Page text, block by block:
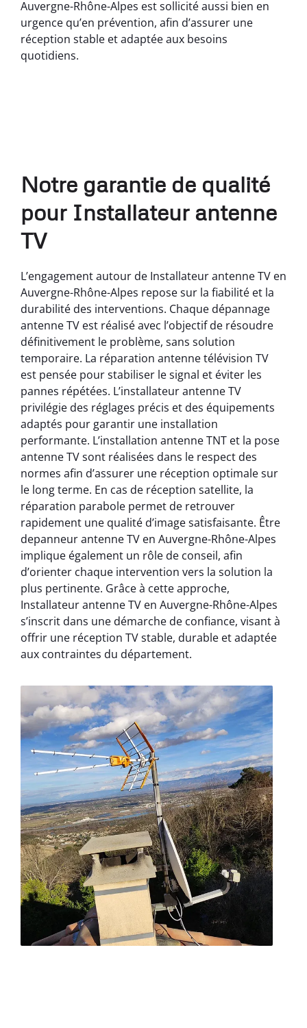
Auvergne-Rhône-Alpes est sollicité aussi bien en
urgence qu’en prévention, afin d’assurer une
réception stable et adaptée aux besoins
quotidiens.
Notre garantie de qualité
pour Installateur antenne
TV
L’engagement autour de Installateur antenne TV en
Auvergne-Rhône-Alpes repose sur la fiabilité et la
durabilité des interventions. Chaque dépannage
antenne TV est réalisé avec l’objectif de résoudre
définitivement le problème, sans solution
temporaire. La réparation antenne télévision TV
est pensée pour stabiliser le signal et éviter les
pannes répétées. L’installateur antenne TV
privilégie des réglages précis et des équipements
adaptés pour garantir une installation
performante. L’installation antenne TNT et la pose
antenne TV sont réalisées dans le respect des
normes afin d’assurer une réception optimale sur
le long terme. En cas de réception satellite, la
réparation parabole permet de retrouver
rapidement une qualité d’image satisfaisante. Être
depanneur antenne TV en Auvergne-Rhône-Alpes
implique également un rôle de conseil, afin
d’orienter chaque intervention vers la solution la
plus pertinente. Grâce à cette approche,
Installateur antenne TV en Auvergne-Rhône-Alpes
s’inscrit dans une démarche de confiance, visant à
offrir une réception TV stable, durable et adaptée
aux contraintes du département.